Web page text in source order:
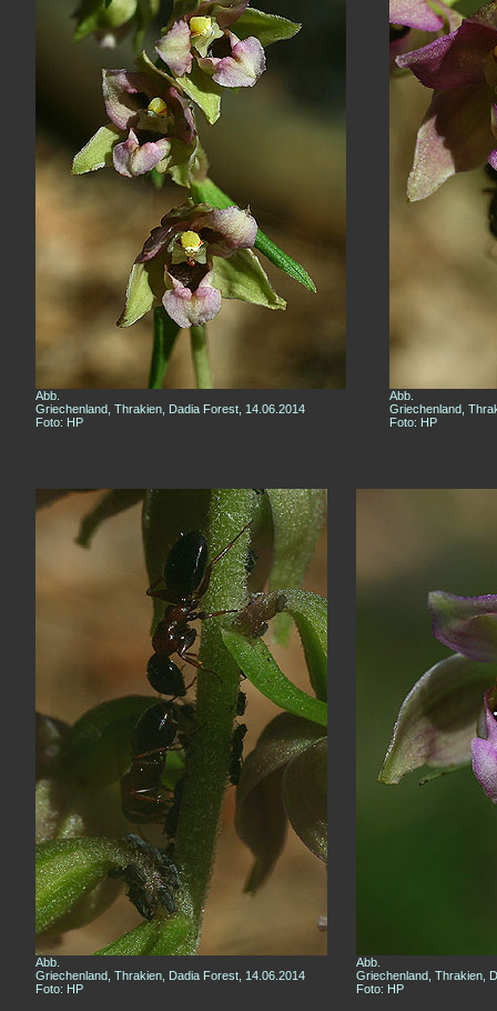
Abb.
Griechenland, Thrakien, Dadia Forest, 14.06.2014
Foto: HP
Abb.
Griechenland,
Foto: HP
Abb.
Griechenland, Thrakien, Dadia Forest, 14.06.2014
Foto: HP
Abb.
Griechenland, Thrakien,
Foto: HP